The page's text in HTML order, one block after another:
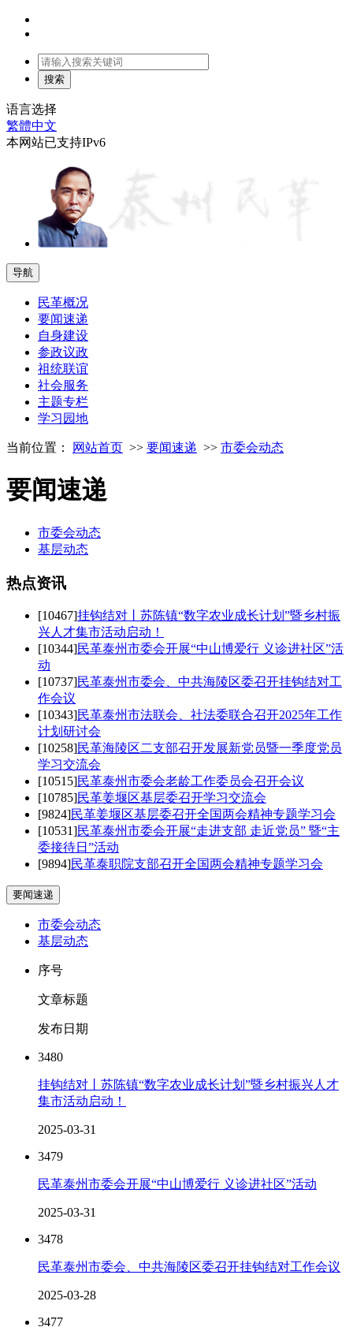
语言选择
繁體中文
本网站已支持IPv6
导航
民革概况
要闻速递
自身建设
参政议政
祖统联谊
社会服务
主题专栏
学习园地
当前位置： 网站首页 >> 要闻速递 >> 市委会动态
要闻速递
市委会动态
基层动态
热点资讯
[10467]挂钩结对丨苏陈镇“数字农业成长计划”暨乡村振
兴人才集市活动启动！
[10344]民革泰州市委会开展“中山博爱行 义诊进社区”活
动
[10737]民革泰州市委会、中共海陵区委召开挂钩结对工
作会议
[10343]民革泰州市法联会、社法委联合召开2025年工作
计划研讨会
[10258]民革海陵区二支部召开发展新党员暨一季度党员
学习交流会
[10515]民革泰州市委会老龄工作委员会召开会议
[10785]民革姜堰区基层委召开学习交流会
[9824]民革姜堰区基层委召开全国两会精神专题学习会
[10531]民革泰州市委会开展“走进支部 走近党员” 暨“主
委接待日”活动
[9894]民革泰职院支部召开全国两会精神专题学习会
要闻速递
市委会动态
基层动态
序号
文章标题
发布日期
3480
挂钩结对丨苏陈镇“数字农业成长计划”暨乡村振兴人才
集市活动启动！
2025-03-31
3479
民革泰州市委会开展“中山博爱行 义诊进社区”活动
2025-03-31
3478
民革泰州市委会、中共海陵区委召开挂钩结对工作会议
2025-03-28
3477